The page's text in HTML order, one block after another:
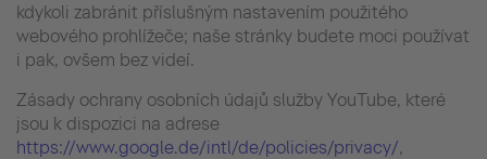
kdykoli zabránit příslušným nastavením použitého
webového prohlížeče; naše stránky budete moci používat
i pak, ovšem bez videí.
Zásady ochrany osobních údajů služby YouTube, které
jsou k dispozici na adrese
https://www.google.de/intl/de/policies/privacy/,